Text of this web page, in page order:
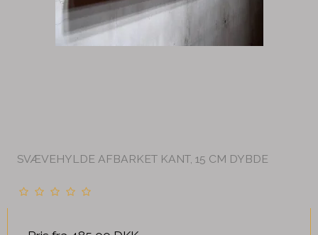
SVÆVEHYLDE AFBARKET KANT, 15 CM DYBDE